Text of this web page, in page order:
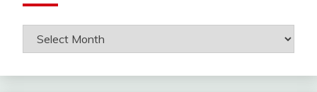
Arsip
Catatanku